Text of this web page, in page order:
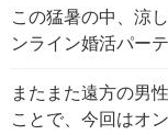
この猛暑の中、涼
ンライン婚活パー
またまた遠方の男
ことで、今回はオ